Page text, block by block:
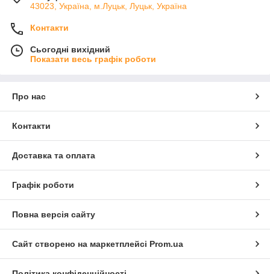
43023, Україна, м.Луцьк, Луцьк, Україна
Контакти
Сьогодні вихідний
Показати весь графік роботи
Про нас
Контакти
Доставка та оплата
Графік роботи
Повна версія сайту
Сайт створено на маркетплейсі Prom.ua